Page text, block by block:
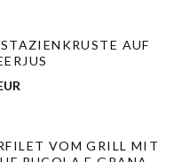
AUF
VOM GRILL MIT